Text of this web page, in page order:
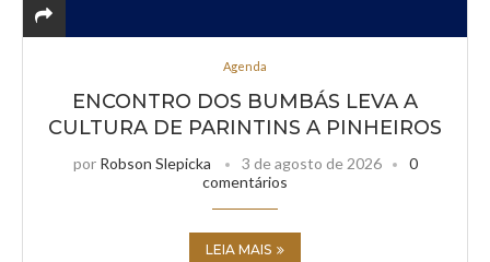
Agenda
ENCONTRO DOS BUMBÁS LEVA A
CULTURA DE PARINTINS A PINHEIROS
por Robson Slepicka 3 de agosto de 2026
0
comentários
LEIA MAIS